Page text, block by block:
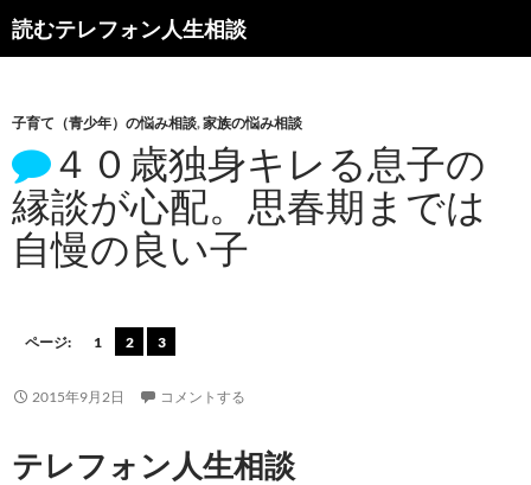
読むテレフォン人生相談
子育て（青少年）の悩み相談,家族の悩み相談
４０歳独身キレる息子の
縁談が心配。思春期までは
自慢の良い子
ページ: 1 2 3
2015年9月2日 コメントする
テレフォン人生相談